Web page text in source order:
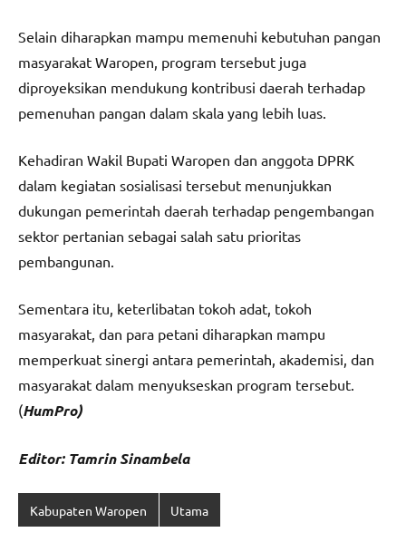
Selain diharapkan mampu memenuhi kebutuhan pangan
masyarakat Waropen, program tersebut juga
diproyeksikan mendukung kontribusi daerah terhadap
pemenuhan pangan dalam skala yang lebih luas.
Kehadiran Wakil Bupati Waropen dan anggota DPRK
dalam kegiatan sosialisasi tersebut menunjukkan
dukungan pemerintah daerah terhadap pengembangan
sektor pertanian sebagai salah satu prioritas
pembangunan.
Sementara itu, keterlibatan tokoh adat, tokoh
masyarakat, dan para petani diharapkan mampu
memperkuat sinergi antara pemerintah, akademisi, dan
masyarakat dalam menyukseskan program tersebut.
(HumPro)
Editor: Tamrin Sinambela
Kabupaten Waropen Utama